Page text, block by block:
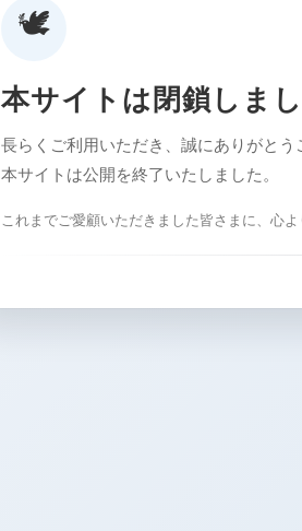
🕊️
本サイトは閉鎖しま
長らくご利用いただき、誠にありがとう
本サイトは公開を終了いたしました。
これまでご愛顧いただきました皆さまに、心よ